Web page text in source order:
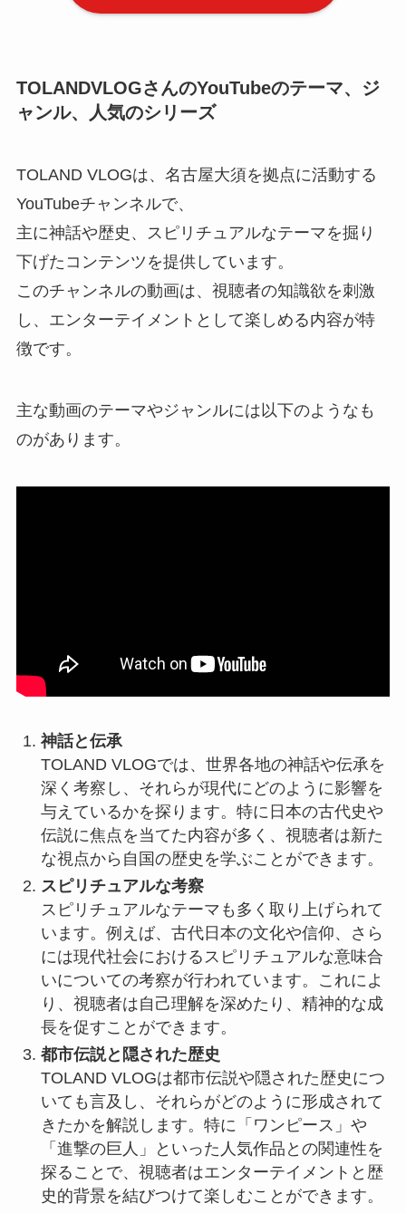
TOLANDVLOGさんのYouTubeのテーマ、ジ
ャンル、人気のシリーズ
TOLAND VLOGは、名古屋大須を拠点に活動する
YouTubeチャンネルで、
主に神話や歴史、スピリチュアルなテーマを掘り
下げたコンテンツを提供しています。
このチャンネルの動画は、視聴者の知識欲を刺激
し、エンターテイメントとして楽しめる内容が特
徴です。
主な動画のテーマやジャンルには以下のようなも
のがあります。
神話と伝承
TOLAND VLOGでは、世界各地の神話や伝承を
深く考察し、それらが現代にどのように影響を
与えているかを探ります。特に日本の古代史や
伝説に焦点を当てた内容が多く、視聴者は新た
な視点から自国の歴史を学ぶことができます。
スピリチュアルな考察
スピリチュアルなテーマも多く取り上げられて
います。例えば、古代日本の文化や信仰、さら
には現代社会におけるスピリチュアルな意味合
いについての考察が行われています。これによ
り、視聴者は自己理解を深めたり、精神的な成
長を促すことができます。
都市伝説と隠された歴史
TOLAND VLOGは都市伝説や隠された歴史につ
いても言及し、それらがどのように形成されて
きたかを解説します。特に「ワンピース」や
「進撃の巨人」といった人気作品との関連性を
探ることで、視聴者はエンターテイメントと歴
史的背景を結びつけて楽しむことができます。